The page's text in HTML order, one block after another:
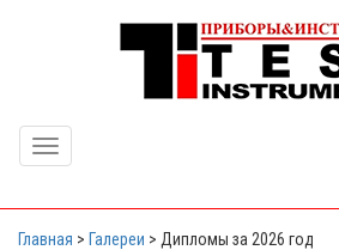
Toggle
Главная > Галереи > Дипломы за 2026 год